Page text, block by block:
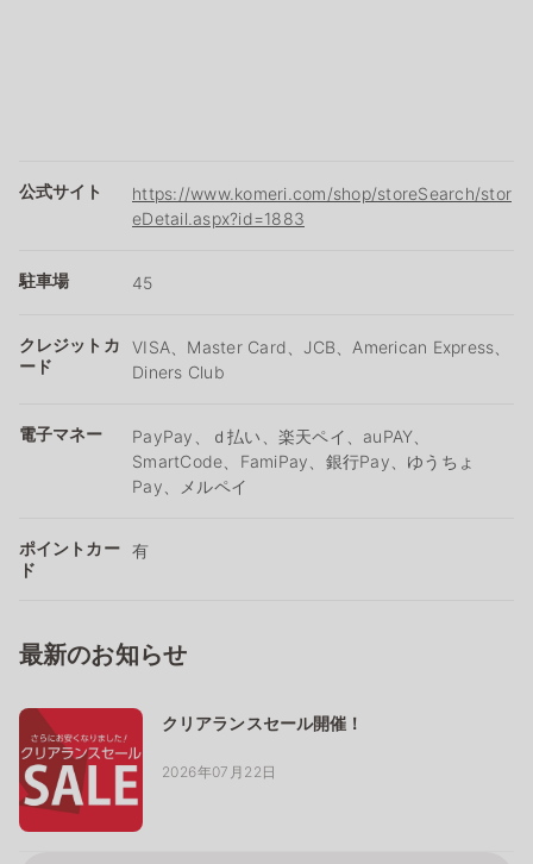
公式サイト
https://www.komeri.com/shop/storeSearch/stor
eDetail.aspx?id=1883
駐車場 45
クレジットカ
ード
VISA、Master Card、JCB、American Express、
Diners Club
電子マネー
PayPay、ｄ払い、楽天ペイ、auPAY、
SmartCode、FamiPay、銀行Pay、ゆうちょ
Pay、メルペイ
ポイントカー
ド
有
最新のお知らせ
クリアランスセール開催！
2026年07月22日